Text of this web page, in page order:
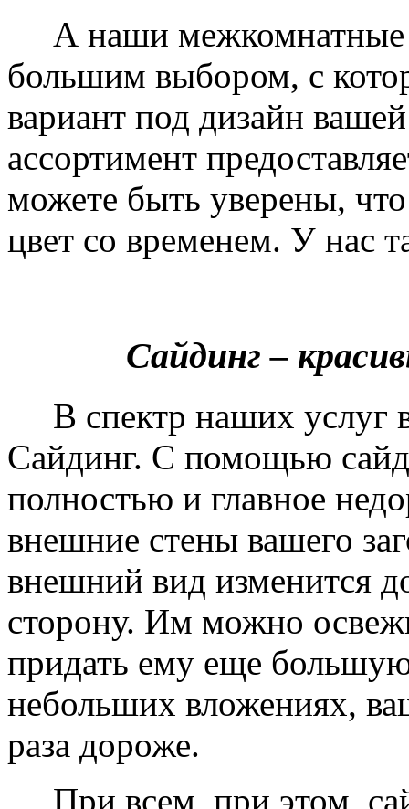
А наши межкомнатные
большим выбором, с
вариант под дизайн
ассортимент
можете быть уверены,
цвет со временем. У нас
Сайдинг –
В спектр наших услуг
Сайдинг. С помощью
полностью и главное
внешние стены вашего
внешний вид изменится
сторону. Им можно
придать ему еще
небольших вложениях,
раза дороже.
При всем, при этом,